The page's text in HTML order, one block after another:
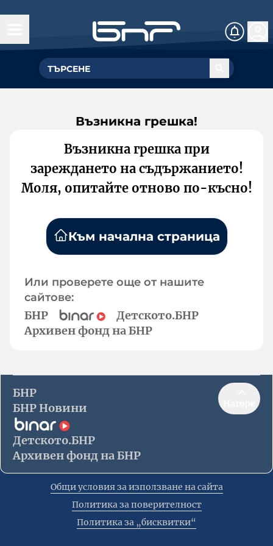
Възникна грешка!
Възникна грешка при
зареждането на съдържанието!
Моля, опитайте отново по-късно!
Към начална страница
Или проверете още от нашите
сайтове:
БНР
Детското.БНР
Архивен фонд на БНР
БНР
БНР Новини
Детското.БНР
Архивен фонд на БНР
Общи условия за използване на сайта
Политика за поверителност
Политика за „бисквитки“